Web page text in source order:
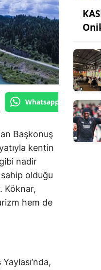
Whatsapp'tan Gönder
Başkonuş
kentin
nadir
olduğu
Köknar,
hem de